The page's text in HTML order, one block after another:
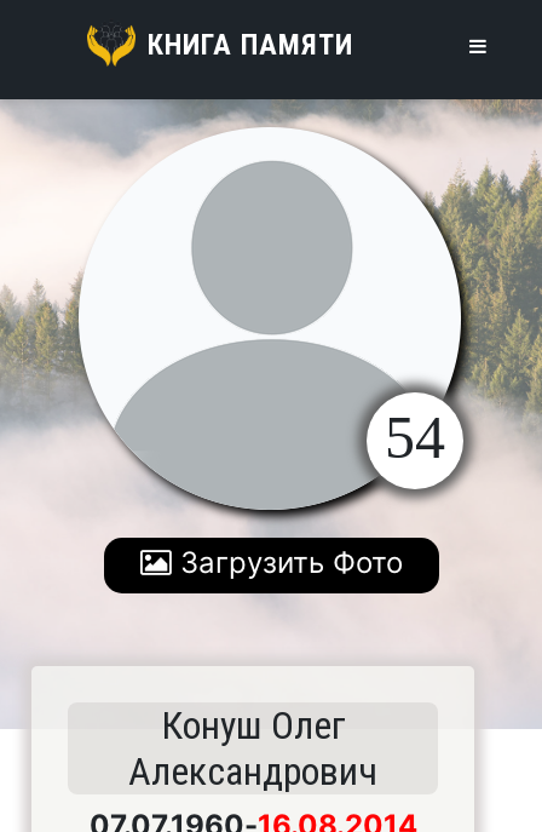
КНИГА ПАМЯТИ
54
Загрузить Фото
Конуш Олег
Александрович